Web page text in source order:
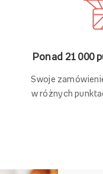
Ponad 21 000
Swoje
w różnych